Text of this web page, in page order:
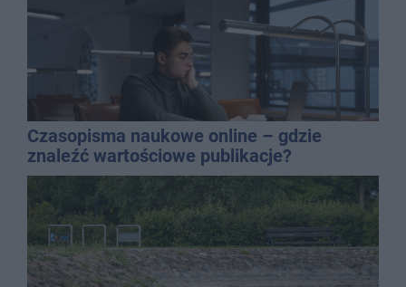
Czasopisma naukowe online – gdzie
znaleźć wartościowe publikacje?